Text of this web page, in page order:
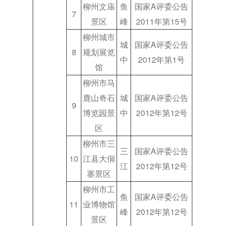
7
柳州文庙
景区
鱼
峰
国家A评委公告
2011年第15号
8
柳州城市
规划展览
馆
城
中
国家A评委公告
2012年第1号
9
柳州市马
鹿山奇石
博览园景
区
城
中
国家A评委公告
2012年第12号
10
柳州市三
江县大侗
寨景区
三
江
国家A评委公告
2012年第12号
11
柳州市工
业博物馆
景区
鱼
峰
国家A评委公告
2012年第12号